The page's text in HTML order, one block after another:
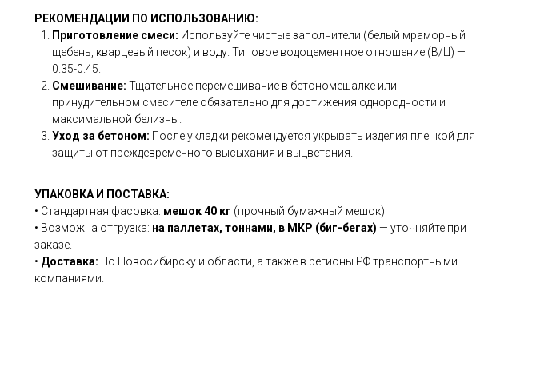
РЕКОМЕНДАЦИИ ПО ИСПОЛЬЗОВАНИЮ:
Приготовление смеси: Используйте чистые заполнители (белый мраморный
щебень, кварцевый песок) и воду. Типовое водоцементное отношение (В/Ц) —
0.35-0.45.
Смешивание: Тщательное перемешивание в бетономешалке или
принудительном смесителе обязательно для достижения однородности и
максимальной белизны.
Уход за бетоном: После укладки рекомендуется укрывать изделия пленкой для
защиты от преждевременного высыхания и выцветания.
УПАКОВКА И ПОСТАВКА:
• Стандартная фасовка: мешок 40 кг (прочный бумажный мешок)
• Возможна отгрузка: на паллетах, тоннами, в МКР (биг-бегах) — уточняйте при
заказе.
• Доставка: По Новосибирску и области, а также в регионы РФ транспортными
компаниями.